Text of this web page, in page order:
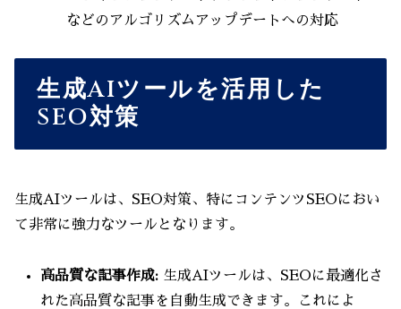
などのアルゴリズムアップデートへの対応
生成AIツールを活用した
SEO対策
生成AIツールは、SEO対策、特にコンテンツSEOにおい
て非常に強力なツールとなります。
高品質な記事作成: 生成AIツールは、SEOに最適化さ
れた高品質な記事を自動生成できます。これによ